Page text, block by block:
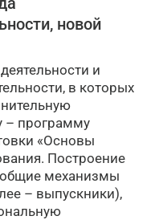
новой
и
в которых
– программу
«Основы
Построение
общие механизмы
– выпускники),